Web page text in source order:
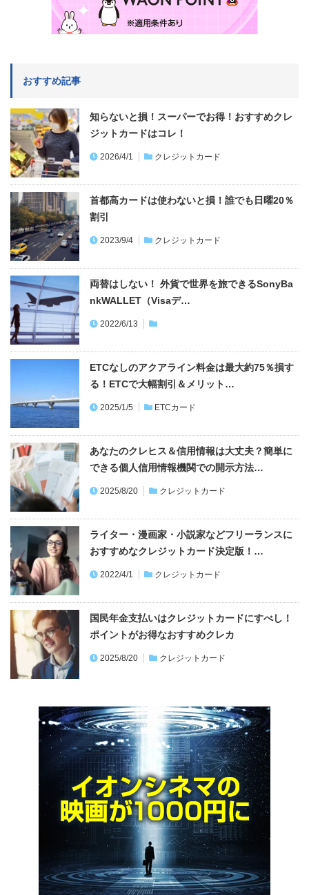
おすすめ記事
知らないと損！スーパーでお得！おすすめクレ
ジットカードはコレ！
2026/4/1 クレジットカード
首都高カードは使わないと損！誰でも日曜20％
割引
2023/9/4 クレジットカード
両替はしない！ 外貨で世界を旅できるSonyBa
nkWALLET（Visaデ…
2022/6/13
ETCなしのアクアライン料金は最大約75％損す
る！ETCで大幅割引＆メリット…
2025/1/5 ETCカード
あなたのクレヒス＆信用情報は大丈夫？簡単に
できる個人信用情報機関での開示方法…
2025/8/20 クレジットカード
ライター・漫画家・小説家などフリーランスに
おすすめなクレジットカード決定版！…
2022/4/1 クレジットカード
国民年金支払いはクレジットカードにすべし！
ポイントがお得なおすすめクレカ
2025/8/20 クレジットカード